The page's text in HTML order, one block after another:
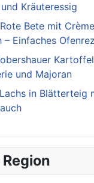
Kräuteressig
Bete mit
– Einfaches
und Majoran
in Blätterteig